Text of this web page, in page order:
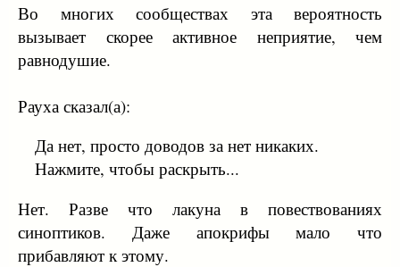
Во многих сообществах эта вероятность
вызывает скорее активное неприятие, чем
равнодушие.
Рауха сказал(а):
Да нет, просто доводов за нет никаких.
Нажмите, чтобы раскрыть...
Нет. Разве что лакуна в повествованиях
синоптиков. Даже апокрифы мало что
прибавляют к этому.